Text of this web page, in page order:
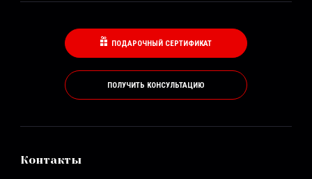
ПОДАРОЧНЫЙ СЕРТИФИКАТ
ПОЛУЧИТЬ КОНСУЛЬТАЦИЮ
Контакты